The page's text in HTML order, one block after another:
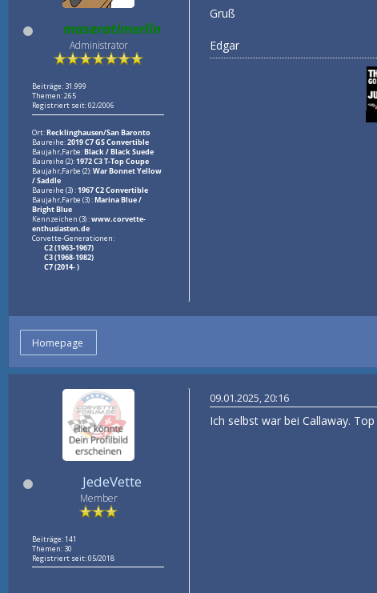
maseratimerlin
Administrator
Beiträge: 31.999
Themen: 265
Registriert seit: 02/2006
Ort:Recklinghausen/San Baronto
Baureihe:2019 C7 GS Convertible
Baujahr,Farbe:Black / Black Suede
Baureihe (2):1972 C3 T-Top Coupe
Baujahr,Farbe (2):War Bonnet Yellow
/ Saddle
Baureihe (3) :1967 C2 Convertible
Baujahr,Farbe (3) :Marina Blue /
Bright Blue
Kennzeichen (3) :www.corvette-
enthusiasten.de
Corvette-Generationen:
C2 (1963-1967)
C3 (1968-1982)
C7 (2014- )
Gruß
Edgar
Homepage
JedeVette
Member
Beiträge: 141
Themen: 30
Registriert seit: 05/2018
09.01.2025, 20:16
Ich selbst war bei Callaway.